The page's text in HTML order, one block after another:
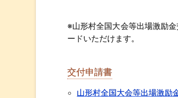
※山形村全国大会等出場激励
ードいただけます。
交付申請書
山形村全国大会等出場激励